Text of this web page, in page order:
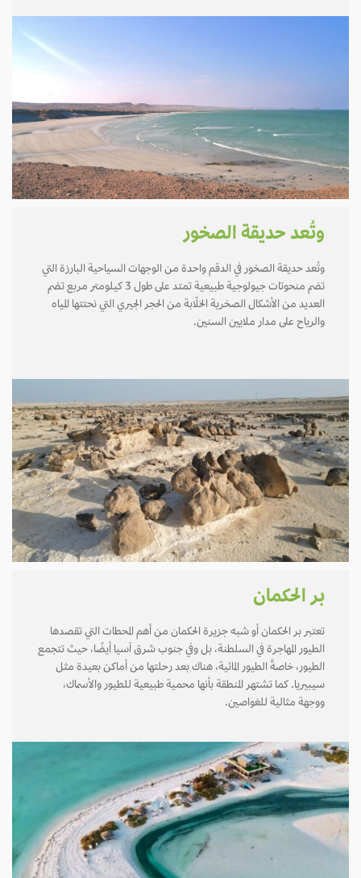
وتُعد حديقة الصخور
وتُعد حديقة الصخور في الدقم واحدة من الوجهات السياحية البارزة التي
تضم منحوتات جيولوجية طبيعية تمتد على طول 3 كيلومتر مربع تضم
العديد من الأشكال الصخرية الخلّابة من الحجر الجيري التي نحتتها المياه
والرياح على مدار ملايين السنين.
بر الحكمان
تعتبر بر الحكمان أو شبه جزيرة الحكمان من أهم المحطات التي تقصدها
الطيور المهاجرة في السلطنة، بل وفي جنوب شرق آسيا أيضًا، حيث تتجمع
الطيور، خاصةً الطيور المائية، هناك بعد رحلتها من أماكن بعيدة مثل
سيبيريا. كما تشتهر المنطقة بأنها محمية طبيعية للطيور والأسماك،
ووجهة مثالية للغواصين.